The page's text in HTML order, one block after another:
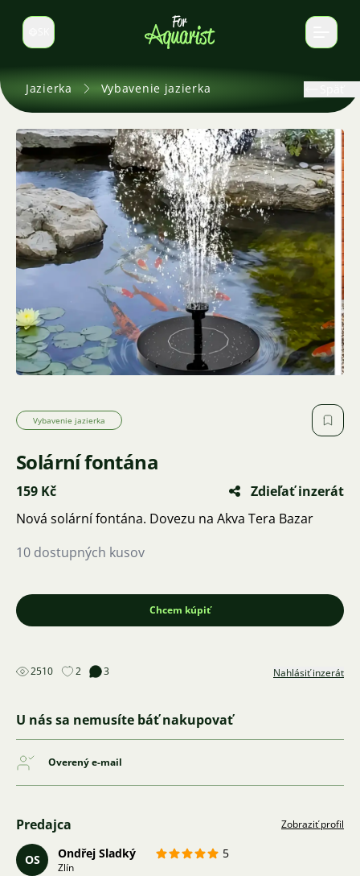
Prepnúť jazyk
Jazierka Vybavenie jazierka
Vybavenie jazierka
Solární fontána
159 Kč
Zdieľať inzerát
Nová solární fontána. Dovezu na Akva Tera Bazar
10 dostupných kusov
Chcem kúpiť
2510 2 3 Nahlásiť inzerát
U nás sa nemusíte báť nakupovať
Overený e-mail
Predajca Zobraziť profil
OS Ondřej Sladký 5
Zlín